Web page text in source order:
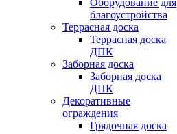
Оборудование для
благоустройства
Террасная доска
Террасная доска
ДПК
Заборная доска
Заборная доска
ДПК
Декоративные
ограждения
Грядочная доска